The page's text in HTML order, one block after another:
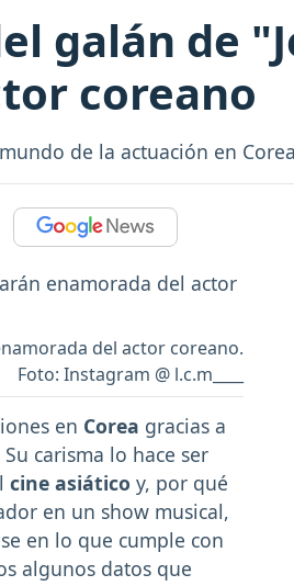
galán de
coreano
de la actuación en
del actor coreano.
Foto: Instagram @ l.c.m____
en Corea gracias a
Su carisma lo hace ser
cine asiático y, por qué
en un show musical,
en lo que cumple con
algunos datos que